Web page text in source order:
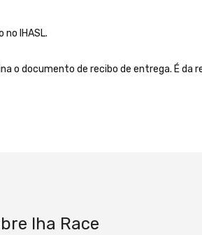
IHASL.
o documento de recibo de entrega. É da
Iha Race